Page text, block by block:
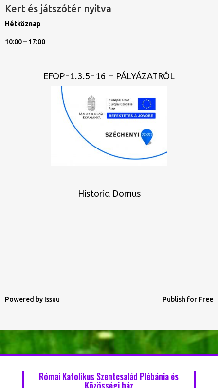
Kert és játszótér nyitva
Hétköznap
10:00 – 17:00
EFOP-1.3.5-16 – PÁLYÁZATRÓL
Historia Domus
Powered by Issuu Publish for Free
Római Katolikus Szentcsalád Plébánia és
Közösségi ház